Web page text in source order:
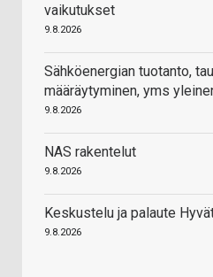
vaikutukset
9.8.2026
Sähköenergian tuotanto,
määräytyminen, yms
9.8.2026
NAS rakentelut
9.8.2026
Keskustelu ja palaute
9.8.2026